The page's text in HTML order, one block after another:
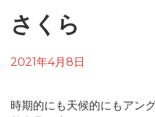
さくら
2021年4月8日
時期的にも天候的にもアン